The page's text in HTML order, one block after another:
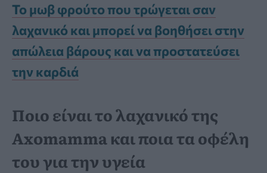
Το μωβ φρούτο που τρώγεται σαν
λαχανικό και μπορεί να βοηθήσει στην
απώλεια βάρους και να προστατεύσει
την καρδιά
Ποιο είναι το λαχανικό της
Axomamma και ποια τα οφέλη
του για την υγεία